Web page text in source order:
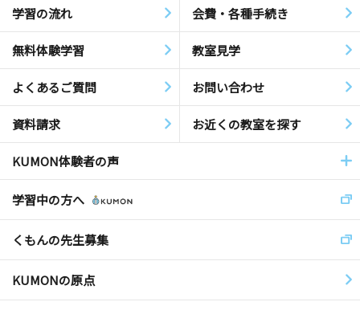
学習の流れ 会費・各種手続き
無料体験学習 教室見学
よくあるご質問 お問い合わせ
資料請求 お近くの教室を探す
KUMON体験者の声
学習中の方へ
くもんの先生募集
KUMONの原点